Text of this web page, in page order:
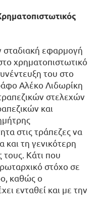
σταδιακή εφαρμογή
χρηματοπιστωτικό
του στο
Αλέκο Λιδωρίκη
στελεχών
και
στις τράπεζες να
και τη γενικότερη
τους. Κάτι που
στόχο σε
καθώς ο
ενταθεί και με την